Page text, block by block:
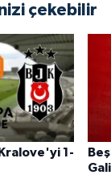
çekebilir
1-